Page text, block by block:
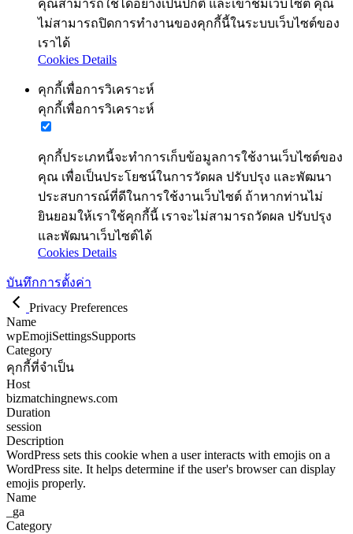
คุณสามารถใช้ได้อย่างเป็นปกติ และเข้าชมเว็บไซต์ คุณ
ไม่สามารถปิดการทำงานของคุกกี้นี้ในระบบเว็บไซต์ของ
เราได้
Cookies Details
คุกกี้เพื่อการวิเคราะห์
คุกกี้เพื่อการวิเคราะห์
คุกกี้ประเภทนี้จะทำการเก็บข้อมูลการใช้งานเว็บไซต์ของ
คุณ เพื่อเป็นประโยชน์ในการวัดผล ปรับปรุง และพัฒนา
ประสบการณ์ที่ดีในการใช้งานเว็บไซต์ ถ้าหากท่านไม่
ยินยอมให้เราใช้คุกกี้นี้ เราจะไม่สามารถวัดผล ปรับปรุง
และพัฒนาเว็บไซต์ได้
Cookies Details
บันทึกการตั้งค่า
Privacy Preferences
Name
wpEmojiSettingsSupports
Category
คุกกี้ที่จำเป็น
Host
bizmatchingnews.com
Duration
session
Description
WordPress sets this cookie when a user interacts with emojis on a
WordPress site. It helps determine if the user's browser can display
emojis properly.
Name
_ga
Category